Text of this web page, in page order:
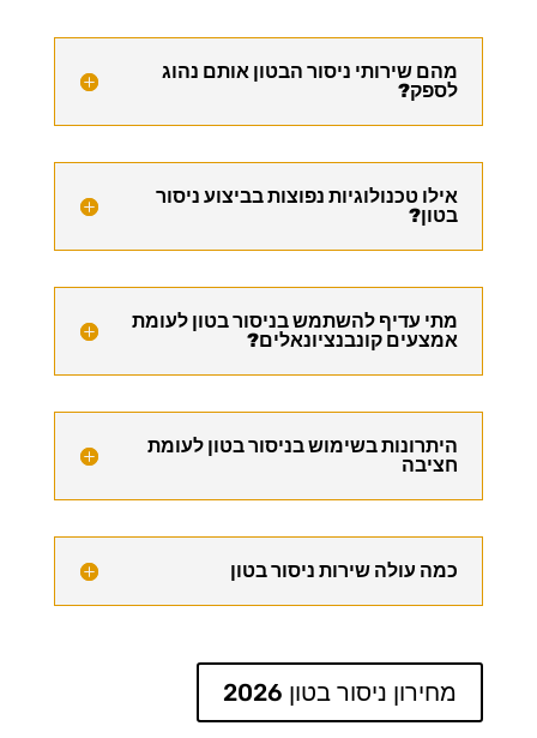
מהם שירותי ניסור הבטון אותם נהוג
לספק?
אילו טכנולוגיות נפוצות בביצוע ניסור
בטון?
מתי עדיף להשתמש בניסור בטון לעומת
אמצעים קונבנציונאלים?
היתרונות בשימוש בניסור בטון לעומת
חציבה
כמה עולה שירות ניסור בטון
מחירון ניסור בטון 2026